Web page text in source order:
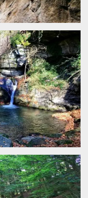
stores the proof
of challenge
passed. It is
longer issue a
captcha or
jschallenge
challenge if
present. It is
required to
reach origin
server.
Sessione
Cookie di
Wordpress,
verifica che il
browser accetti i
cookie.
Sessione
Cookie
generato da
applicazioni
basate sul
linguaggio PHP.
Si tratta di un
identificatore
generico
utilizzato per